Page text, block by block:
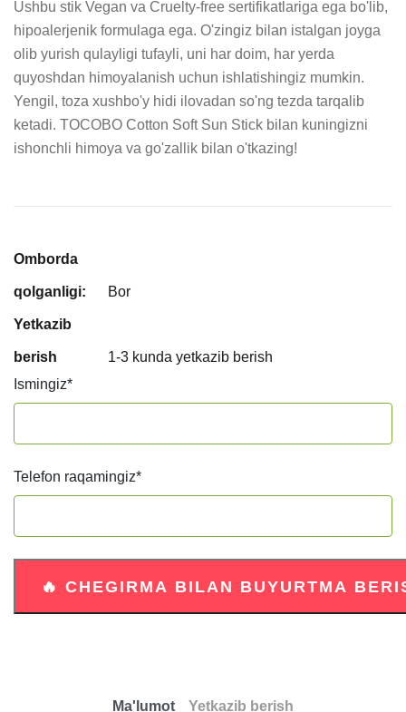
Ushbu stik Vegan va Cruelty-free sertifikatlariga ega bo'lib,
hipoalerjenik formulaga ega. O'zingiz bilan istalgan joyga
olib yurish qulayligi tufayli, uni har doim, har yerda
quyoshdan himoyalanish uchun ishlatishingiz mumkin.
Yengil, toza xushbo'y hidi ilovadan so'ng tezda tarqalib
ketadi. TOCOBO Cotton Soft Sun Stick bilan kuningizni
ishonchli himoya va go'zallik bilan o'tkazing!
Omborda
qolganligi: Bor
Yetkazib
berish
1-3 kunda yetkazib berish
Ismingiz*
Telefon raqamingiz*
Ma'lumot Yetkazib berish